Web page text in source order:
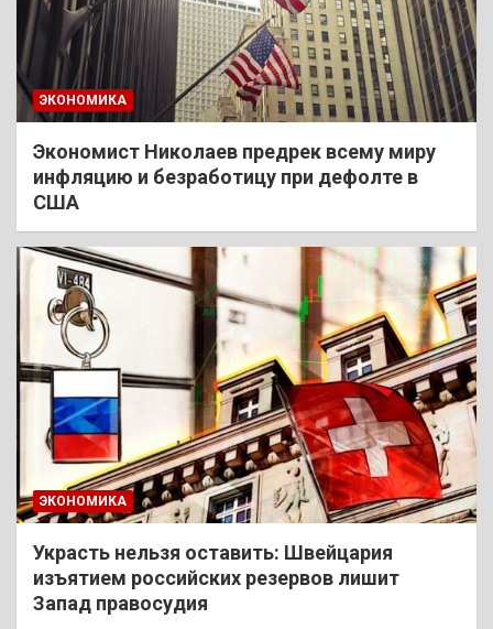
ЭКОНОМИКА
Экономист Николаев предрек всему миру
инфляцию и безработицу при дефолте в
США
ЭКОНОМИКА
Украсть нельзя оставить: Швейцария
изъятием российских резервов лишит
Запад правосудия